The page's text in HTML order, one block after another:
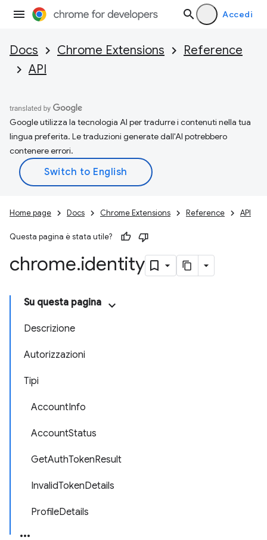
Accedi
Docs Chrome Extensions
Reference
API
Google utilizza la tecnologia AI per tradurre i contenuti nella tua
lingua preferita. Le traduzioni generate dall'AI potrebbero
contenere errori.
Home page Docs Chrome Extensions Reference API
Questa pagina è stata utile?
chrome.identity
Su questa pagina
Descrizione
Autorizzazioni
Tipi
AccountInfo
AccountStatus
GetAuthTokenResult
InvalidTokenDetails
ProfileDetails